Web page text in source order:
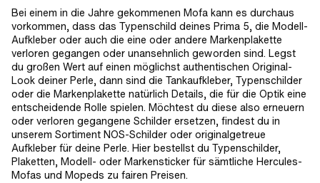
Bei einem in die Jahre gekommenen Mofa kann es durchaus
vorkommen, dass das Typenschild deines Prima 5, die Modell-
Aufkleber oder auch die eine oder andere Markenplakette
verloren gegangen oder unansehnlich geworden sind. Legst
du großen Wert auf einen möglichst authentischen Original-
Look deiner Perle, dann sind die Tankaufkleber, Typenschilder
oder die Markenplakette natürlich Details, die für die Optik eine
entscheidende Rolle spielen. Möchtest du diese also erneuern
oder verloren gegangene Schilder ersetzen, findest du in
unserem Sortiment NOS-Schilder oder originalgetreue
Aufkleber für deine Perle. Hier bestellst du Typenschilder,
Plaketten, Modell- oder Markensticker für sämtliche Hercules-
Mofas und Mopeds zu fairen Preisen.